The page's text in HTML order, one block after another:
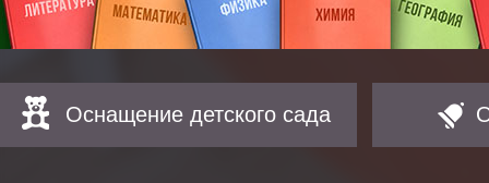
Оснащение детского сада